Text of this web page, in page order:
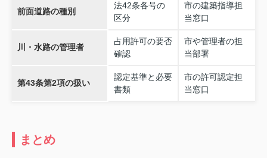
前面道路の種別
法42条各号の
区分
市の建築指導担
当窓口
川・水路の管理者
占用許可の要否
確認
市や管理者の担
当部署
第43条第2項の扱い
認定基準と必要
書類
市の許可認定担
当窓口
まとめ